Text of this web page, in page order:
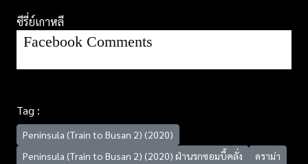
ซีรี่ย์เกาหลี
Facebook Comments
Tag :
Peninsula (Train to Busan 2) (2020)
Peninsula (Train to Busan 2) (2020) ฝ่านรกซอมบี้คลั่ง
ดราม่า